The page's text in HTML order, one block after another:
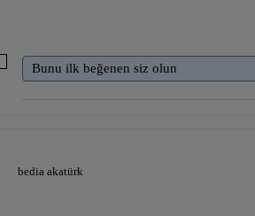
Bunu ilk beğenen siz olun
bedia akatürk